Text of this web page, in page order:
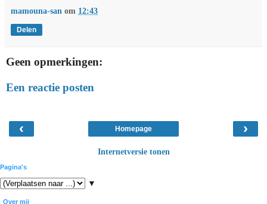
mamouna-san om 12:43
Delen
Geen opmerkingen:
Een reactie posten
‹ ›
Homepage
Internetversie tonen
Pagina's
▼
Over mij